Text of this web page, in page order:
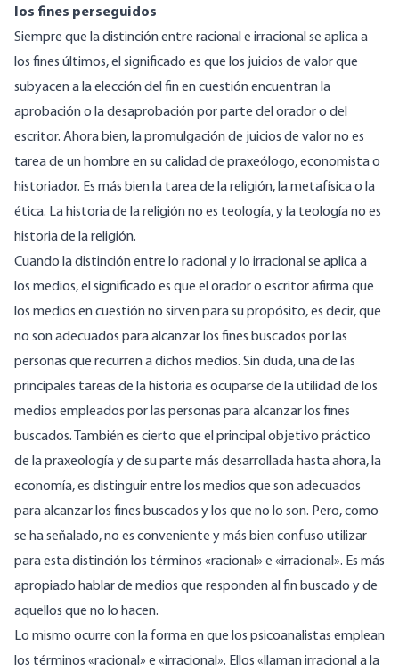
los fines perseguidos
Siempre que la distinción entre racional e irracional se aplica a
los fines últimos, el significado es que los juicios de valor que
subyacen a la elección del fin en cuestión encuentran la
aprobación o la desaprobación por parte del orador o del
escritor. Ahora bien, la promulgación de juicios de valor no es
tarea de un hombre en su calidad de praxeólogo, economista o
historiador. Es más bien la tarea de la religión, la metafísica o la
ética. La historia de la religión no es teología, y la teología no es
historia de la religión.
Cuando la distinción entre lo racional y lo irracional se aplica a
los medios, el significado es que el orador o escritor afirma que
los medios en cuestión no sirven para su propósito, es decir, que
no son adecuados para alcanzar los fines buscados por las
personas que recurren a dichos medios. Sin duda, una de las
principales tareas de la historia es ocuparse de la utilidad de los
medios empleados por las personas para alcanzar los fines
buscados. También es cierto que el principal objetivo práctico
de la praxeología y de su parte más desarrollada hasta ahora, la
economía, es distinguir entre los medios que son adecuados
para alcanzar los fines buscados y los que no lo son. Pero, como
se ha señalado, no es conveniente y más bien confuso utilizar
para esta distinción los términos «racional» e «irracional». Es más
apropiado hablar de medios que responden al fin buscado y de
aquellos que no lo hacen.
Lo mismo ocurre con la forma en que los psicoanalistas emplean
los términos «racional» e «irracional». Ellos «llaman irracional a la